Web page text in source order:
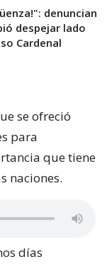
denuncian
despejar lado
Cardenal
se ofreció
para
que tiene
naciones.
días